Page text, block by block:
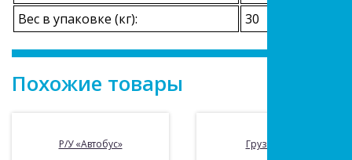
Вес в упаковке (кг):
30
Похожие товары
Р/У «Автобус» Грузовик р/у